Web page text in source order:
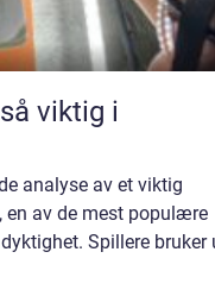
viktig i
analyse av et viktig
av de mest populære
Spillere bruker